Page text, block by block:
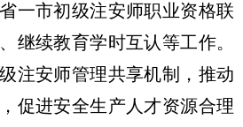
一市初级注安师职业资格联
继续教育学时互认等工作。
注安师管理共享机制，推动
促进安全生产人才资源合理